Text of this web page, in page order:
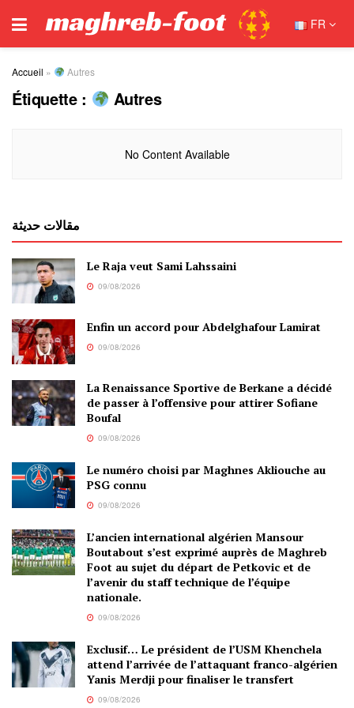
FR
Accueil » Autres
Étiquette : Autres
No Content Available
مقالات حديثة
Le Raja veut Sami Lahssaini
09/08/2026
Enfin un accord pour Abdelghafour Lamirat
09/08/2026
La Renaissance Sportive de Berkane a décidé
de passer à l’offensive pour attirer Sofiane
Boufal
09/08/2026
Le numéro choisi par Maghnes Akliouche au
PSG connu
09/08/2026
L’ancien international algérien Mansour
Boutabout s’est exprimé auprès de Maghreb
Foot au sujet du départ de Petkovic et de
l’avenir du staff technique de l’équipe
nationale.
09/08/2026
Exclusif… Le président de l’USM Khenchela
attend l’arrivée de l’attaquant franco-algérien
Yanis Merdji pour finaliser le transfert
09/08/2026